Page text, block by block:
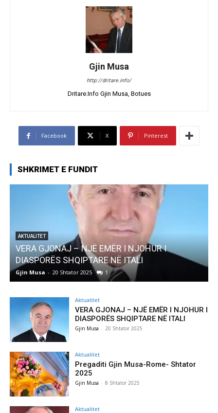
Gjin Musa
http://dritare.info/
Dritare.Info Gjin Musa, Botues
Facebook X Pinterest
SHKRIMET E FUNDIT
AKTUALITET
Pregaditi Gjin Musa-Rome- Shtator 2025
Gjin Musa 8 Shtator 2025 0
Aktualitet
VERA GJONAJ – NJË EMËR I NJOHUR I
DIASPORËS SHQIPTARE NË ITALI
Gjin Musa - 20 Shtator 2025
Aktualitet
Pregaditi Gjin Musa-Rome- Shtator
2025
Gjin Musa - 8 Shtator 2025
Aktualitet